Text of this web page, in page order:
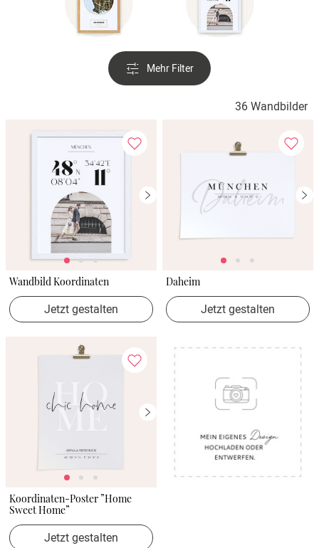
Mehr Filter
36 Wandbilder
Wandbild Koordinaten
Jetzt gestalten
Daheim
Jetzt gestalten
Koordinaten-Poster ”Home
Sweet Home”
Jetzt gestalten